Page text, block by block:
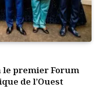
le premier Forum
de l’Ouest